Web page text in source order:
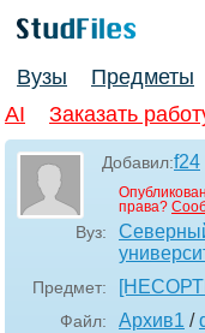
Вузы Предметы
AI
Заказать
Добавил:f24
права?
Вуз:
Предмет:
Файл: Архив1 /